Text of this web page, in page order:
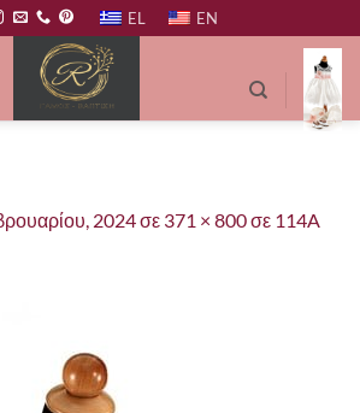
EL EN
2024σε 371 × 800σε 114A